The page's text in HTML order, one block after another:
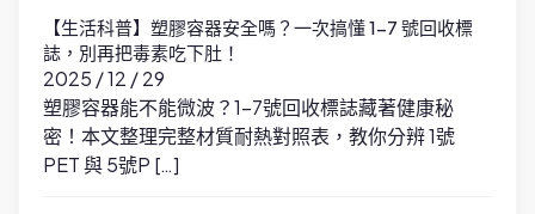
【生活科普】塑膠容器安全嗎？一次搞懂 1-7 號回收標
誌，別再把毒素吃下肚！
2025 / 12 / 29
塑膠容器能不能微波？1-7號回收標誌藏著健康秘
密！本文整理完整材質耐熱對照表，教你分辨 1號
PET 與 5號P […]